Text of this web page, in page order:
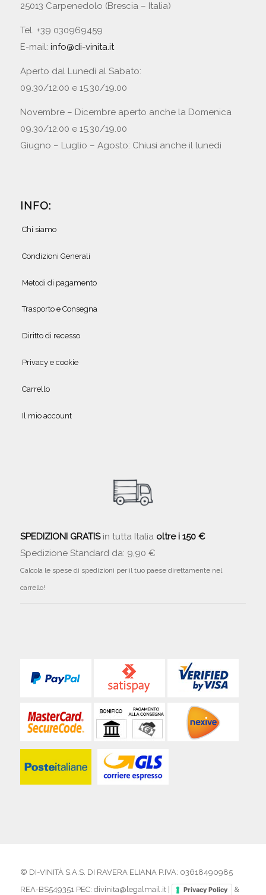
25013 Carpenedolo (Brescia – Italia)
Tel. +39 030969459
E-mail: info@di-vinita.it
Aperto dal Lunedì al Sabato:
09.30/12.00 e 15.30/19.00
Novembre – Dicembre aperto anche la Domenica
09.30/12.00 e 15.30/19.00
Giugno – Luglio – Agosto: Chiusi anche il lunedì
INFO:
Chi siamo
Condizioni Generali
Metodi di pagamento
Trasporto e Consegna
Diritto di recesso
Privacy e cookie
Carrello
Il mio account
SPEDIZIONI GRATISin tutta Italia oltre i 150 €
Spedizione Standard da: 9,90 €
Calcola le spese di spedizioni per il tuo paese direttamente nel
carrello!
© DI-VINITÀ S.A.S. DI RAVERA ELIANA P.IVA: 03618490985
REA-BS549351 PEC: divinita@legalmail.it |
Privacy Policy &